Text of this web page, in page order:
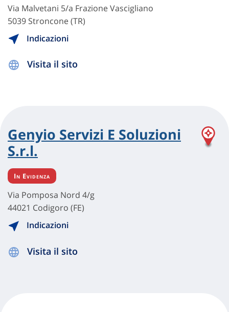
Via Malvetani 5/a Frazione Vascigliano
5039 Stroncone (TR)
Indicazioni
Visita il sito
Genyio Servizi E Soluzioni
S.r.l.
In Evidenza
Via Pomposa Nord 4/g
44021 Codigoro (FE)
Indicazioni
Visita il sito